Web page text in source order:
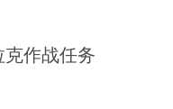
作战任务